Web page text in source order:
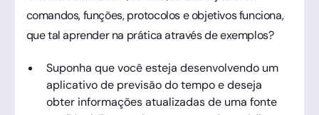
comandos, funções, protocolos e objetivos funciona,
que tal aprender na prática através de exemplos?
Suponha que você esteja desenvolvendo um
aplicativo de previsão do tempo e deseja
obter informações atualizadas de uma fonte